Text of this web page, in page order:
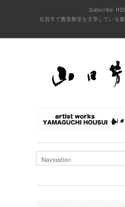
Subscribe:
佐賀市で書道教室を主宰している